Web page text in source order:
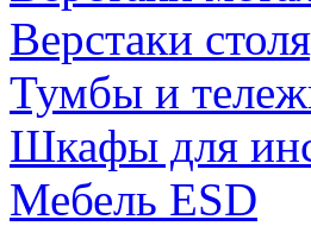
Верстаки
Тумбы и
Шкафы для
Мебель ESD